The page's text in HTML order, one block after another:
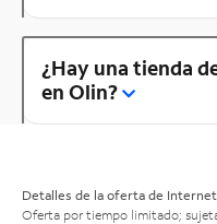
¿Hay una tienda
en Olin?
Detalles de la oferta de Internet
Oferta por tiempo limitado;